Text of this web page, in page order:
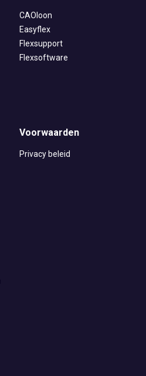
CAOloon
Easyflex
Flexsupport
Flexsoftware
Voorwaarden
Privacy beleid